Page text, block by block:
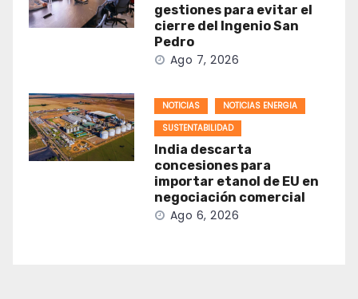
gestiones para evitar el
cierre del Ingenio San
Pedro
Ago 7, 2026
NOTICIAS
NOTICIAS ENERGIA
SUSTENTABILIDAD
India descarta
concesiones para
importar etanol de EU en
negociación comercial
Ago 6, 2026